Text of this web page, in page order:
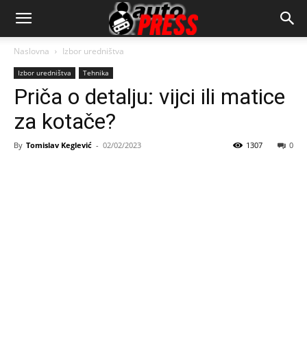
AutopressHR
Naslovna Izbor uredništva
Izbor uredništva Tehnika
Priča o detalju: vijci ili matice
za kotače?
By Tomislav Keglević - 02/02/2023 0
1307